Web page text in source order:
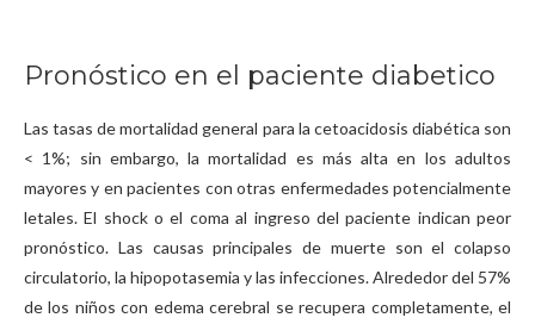
Pronóstico en el paciente diabetico
Las tasas de mortalidad general para la cetoacidosis diabética son
< 1%; sin embargo, la mortalidad es más alta en los adultos
mayores y en pacientes con otras enfermedades potencialmente
letales. El shock o el coma al ingreso del paciente indican peor
pronóstico. Las causas principales de muerte son el colapso
circulatorio, la hipopotasemia y las infecciones. Alrededor del 57%
de los niños con edema cerebral se recupera completamente, el